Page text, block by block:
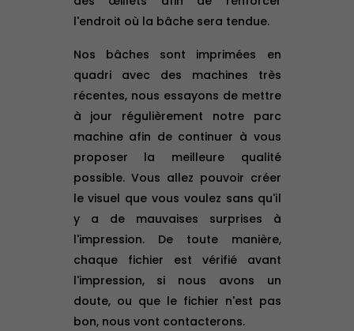
l'endroit où la bâche sera tendue.
Nos bâches sont imprimées en
quadri avec des machines très
récentes, nous essayons de mettre
à jour régulièrement notre parc
machine afin de continuer à vous
proposer la meilleure qualité
possible. Vous allez pouvoir créer
le visuel que vous voulez sans qu'il
y a de mauvaises surprises à
l'impression. De toute manière,
chaque fichier est vérifié avant
l'impression, si nous avons un
doute, ou que le fichier n'est pas
bon, nous vont contacterons.